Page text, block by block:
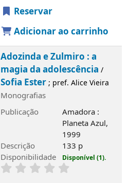
Reservar
Adicionar ao carrinho
Adozinda e Zulmiro : a
magia da adolescência /
Sofia Ester; pref. Alice Vieira
Monografias
Publicação
Amadora :
Planeta Azul,
1999
Descrição
133 p
Disponibilidade
Disponível (1).